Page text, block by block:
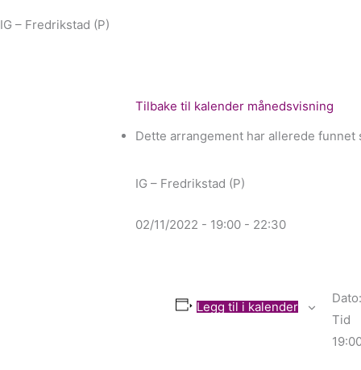
IG – Fredrikstad (P)
Tilbake til kalender månedsvisning
Dette arrangement har allerede funnet
IG – Fredrikstad (P)
02/11/2022 - 19:00 - 22:30
Legg til i kalender
Dato:
Tid